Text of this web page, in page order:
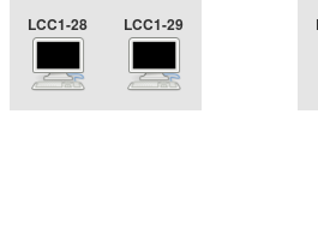
LCC1-28 LCC1-29